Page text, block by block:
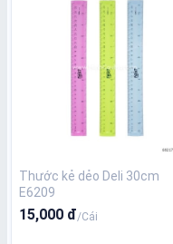
Thước kẻ dẻo Deli 30cm
E6209
15,000 đ/Cái